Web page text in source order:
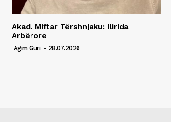
Akad. Miftar Tërshnjaku: Ilirida
Arbërore
Agim Guri - 28.07.2026